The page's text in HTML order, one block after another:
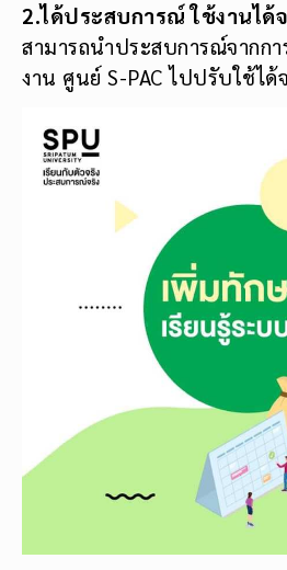
2.ได้ประสบการณ์ ใช้งานได้
สามารถนำประสบการณ์จากก
งาน ศูนย์ S-PAC ไปปรับใช้ได้